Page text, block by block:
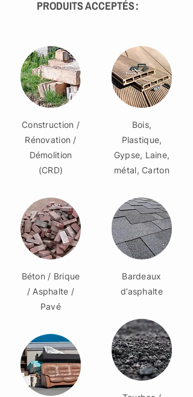
PRODUITS ACCEPTÉS :
Construction /
Rénovation /
Démolition
(CRD)
Béton / Brique
/ Asphalte /
Pavé
Bois,
Plastique,
Gypse, Laine,
métal, Carton
Bardeaux
d’asphalte